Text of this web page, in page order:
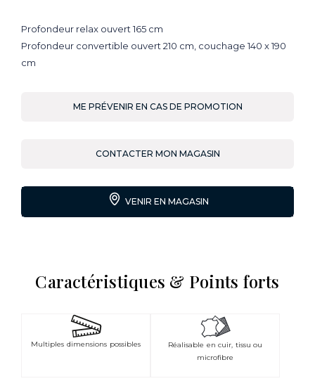
Profondeur relax ouvert 165 cm
Profondeur convertible ouvert 210 cm, couchage 140 x 190
cm
ME PRÉVENIR EN CAS DE PROMOTION
CONTACTER MON MAGASIN
VENIR EN MAGASIN
Caractéristiques & Points forts
Multiples dimensions possibles
Réalisable en cuir, tissu ou
microfibre